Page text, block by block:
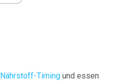
Nährstoff-Timing und essen